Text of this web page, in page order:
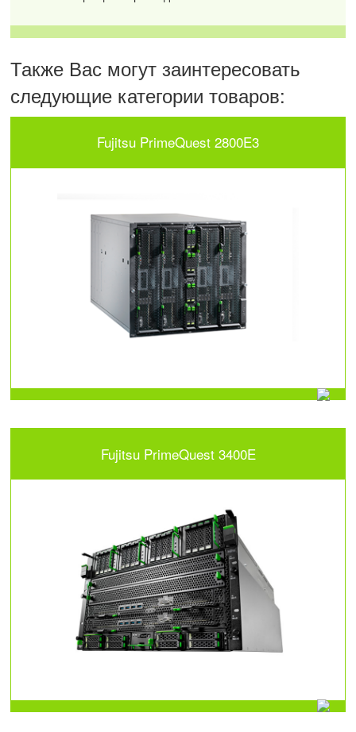
Также Вас могут заинтересовать
следующие категории товаров:
Fujitsu PrimeQuest 2800E3
Fujitsu PrimeQuest 3400E